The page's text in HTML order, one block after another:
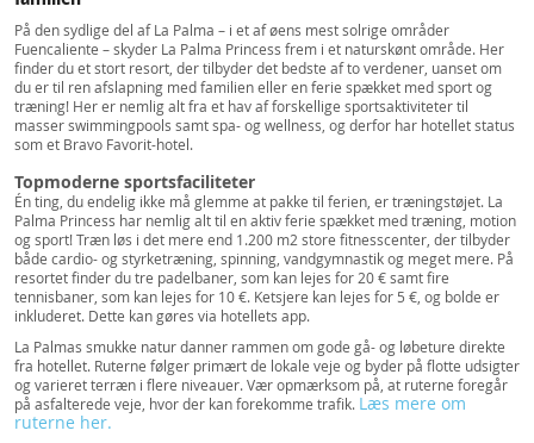
På den sydlige del af La Palma – i et af øens mest solrige områder
Fuencaliente – skyder La Palma Princess frem i et naturskønt område. Her
finder du et stort resort, der tilbyder det bedste af to verdener, uanset om
du er til ren afslapning med familien eller en ferie spækket med sport og
træning! Her er nemlig alt fra et hav af forskellige sportsaktiviteter til
masser swimmingpools samt spa- og wellness, og derfor har hotellet status
som et Bravo Favorit-hotel.
Topmoderne sportsfaciliteter
Én ting, du endelig ikke må glemme at pakke til ferien, er træningstøjet. La
Palma Princess har nemlig alt til en aktiv ferie spækket med træning, motion
og sport! Træn løs i det mere end 1.200 m2 store fitnesscenter, der tilbyder
både cardio- og styrketræning, spinning, vandgymnastik og meget mere. På
resortet finder du tre padelbaner, som kan lejes for 20 € samt fire
tennisbaner, som kan lejes for 10 €. Ketsjere kan lejes for 5 €, og bolde er
inkluderet. Dette kan gøres via hotellets app.
La Palmas smukke natur danner rammen om gode gå- og løbeture direkte
fra hotellet. Ruterne følger primært de lokale veje og byder på flotte udsigter
og varieret terræn i flere niveauer. Vær opmærksom på, at ruterne foregår
på asfalterede veje, hvor der kan forekomme trafik. Læs mere om
ruterne her.